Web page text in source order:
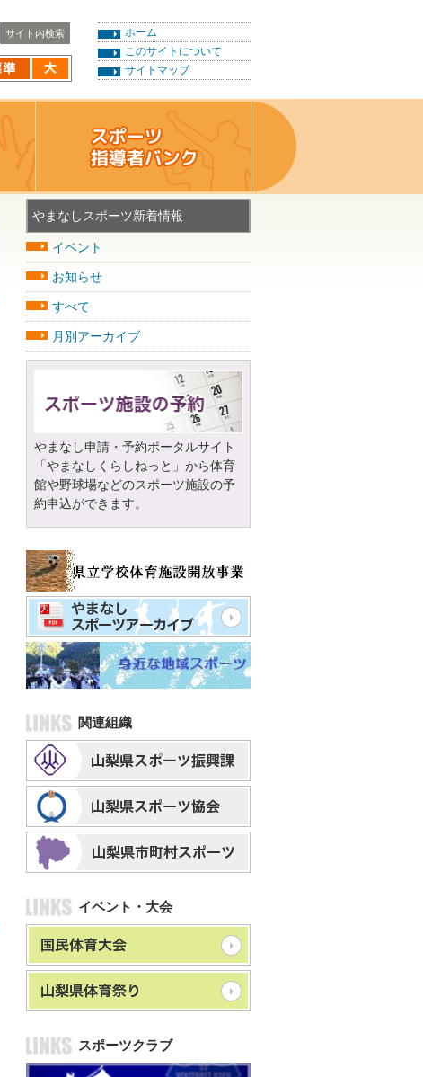
ホーム
このサイトについて
サイトマップ
やまなしスポーツ新着情報
イベント
お知らせ
すべて
月別アーカイブ
やまなし申請・予約ポータルサイト
「やまなしくらしねっと」から体育
館や野球場などのスポーツ施設の予
約申込ができます。
関連組織
イベント・大会
スポーツクラブ